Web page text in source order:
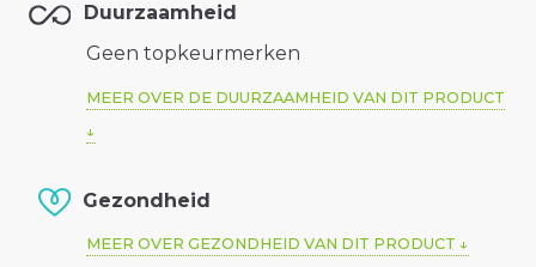
Duurzaamheid
Geen topkeurmerken
MEER OVER DE DUURZAAMHEID VAN DIT PRODUCT
Gezondheid
MEER OVER GEZONDHEID VAN DIT PRODUCT